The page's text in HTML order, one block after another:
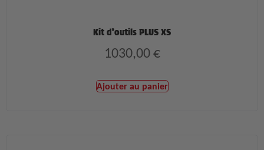
Kit d’outils PLUS XS
1030,00€
Ajouter au panier